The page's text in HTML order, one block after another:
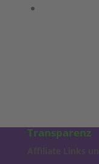
Transparenz